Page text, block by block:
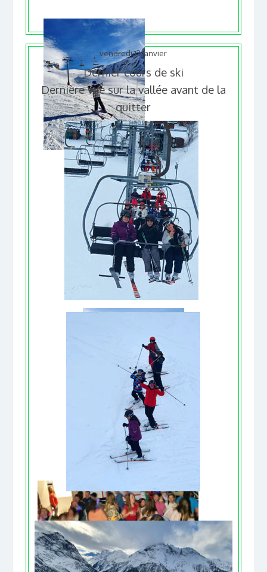
En soirée : Boom
vendredi 13 janvier
Dernier cours de ski
Dernière vue sur la vallée avant de la
quitter